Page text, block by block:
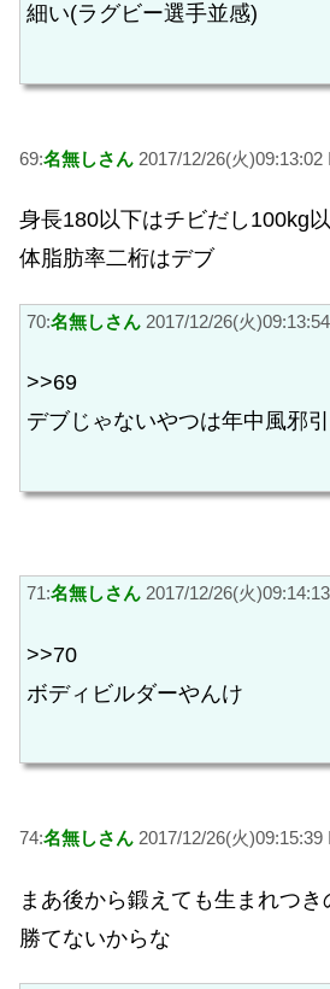
細い(ラグビー選手並感)
69:名無しさん 2017/12/26(火)09:13:02
身長180以下はチビだし100kg
体脂肪率二桁はデブ
70:名無しさん 2017/12/26(火
>>69
デブじゃないやつは年中風邪
71:名無しさん 2017/12/26(火
>>70
ボディビルダーやんけ
74:名無しさん 2017/12/26(火)09:15:39
まあ後から鍛えても生まれつ
勝てないからな